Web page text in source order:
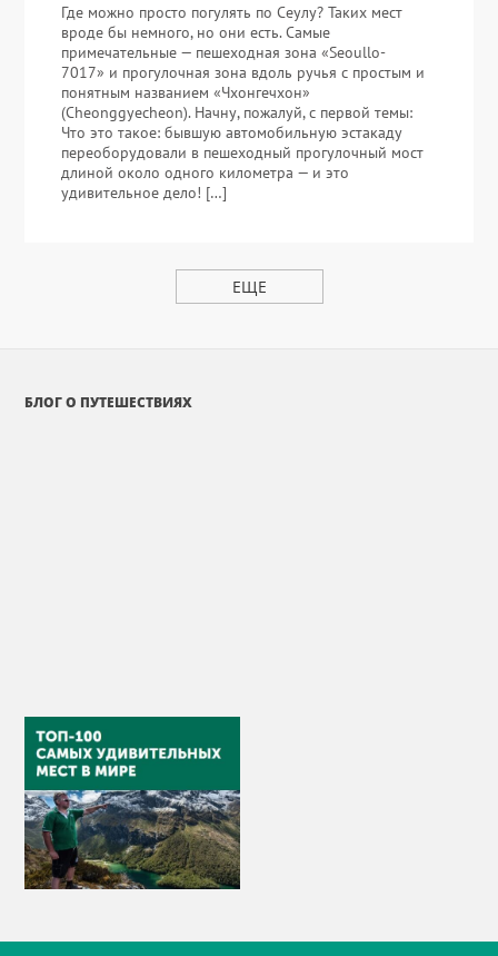
Где можно просто погулять по Сеулу? Таких мест
вроде бы немного, но они есть. Самые
примечательные — пешеходная зона «Seoullo-
7017» и прогулочная зона вдоль ручья с простым и
понятным названием «Чхонгечхон»
(Cheonggyecheon). Начну, пожалуй, с первой темы:
Что это такое: бывшую автомобильную эстакаду
переоборудовали в пешеходный прогулочный мост
длиной около одного километра — и это
удивительное дело! […]
ЕЩЕ
БЛОГ О ПУТЕШЕСТВИЯХ